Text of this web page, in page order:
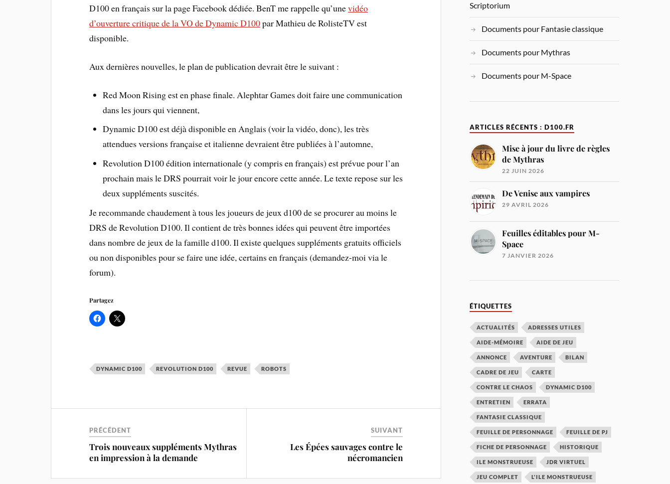
D100 en français sur la page Facebook dédiée. BenT me rappelle qu’unevidéo
d’ouverture critique de la VO de Dynamic D100par Mathieu de RolisteTV est
disponible.
Aux dernières nouvelles, le plan de publication devrait être le suivant :
Red Moon Rising est en phase finale. Alephtar Games doit faire une communication
dans les jours qui viennent,
Dynamic D100 est déjà disponible en Anglais (voir la vidéo, donc), les très
attendues versions française et italienne devraient être publiées à l’automne,
Revolution D100 édition internationale (y compris en français) est prévue pour l’an
prochain mais le DRS pourrait voir le jour encore cette année. Le texte repose sur les
deux suppléments suscités.
Je recommande chaudement à tous les joueurs de jeux d100 de se procurer au moins le
DRS de Revolution D100. Il contient de très bonnes idées qui peuvent être importées
dans nombre de jeux de la famille d100. Il existe quelques suppléments gratuits officiels
ou non disponibles pour se faire une idée, certains en français (demandez-moi via le
forum).
Partagez
DYNAMIC D100 REVOLUTION D100 REVUE ROBOTS
PRÉCÉDENT
Trois nouveaux suppléments Mythras
en impression à la demande
SUIVANT
Les Épées sauvages contre le
nécromancien
Scriptorium
Documents pour Fantasie classique
Documents pour Mythras
Documents pour M-Space
ARTICLES RÉCENTS : D100.FR
Mise à jour du livre de règles
de Mythras
22 JUIN 2026
De Venise aux vampires
29 AVRIL 2026
Feuilles éditables pour M-
Space
7 JANVIER 2026
ÉTIQUETTES
ACTUALITÉS ADRESSES UTILES
AIDE-MÉMOIRE AIDE DE JEU
ANNONCE AVENTURE BILAN
CADRE DE JEU CARTE
CONTRE LE CHAOS DYNAMIC D100
ENTRETIEN ERRATA
FANTASIE CLASSIQUE
FEUILLE DE PERSONNAGE FEUILLE DE PJ
FICHE DE PERSONNAGE HISTORIQUE
ILE MONSTRUEUSE JDR VIRTUEL
JEU COMPLET L'ILE MONSTRUEUSE